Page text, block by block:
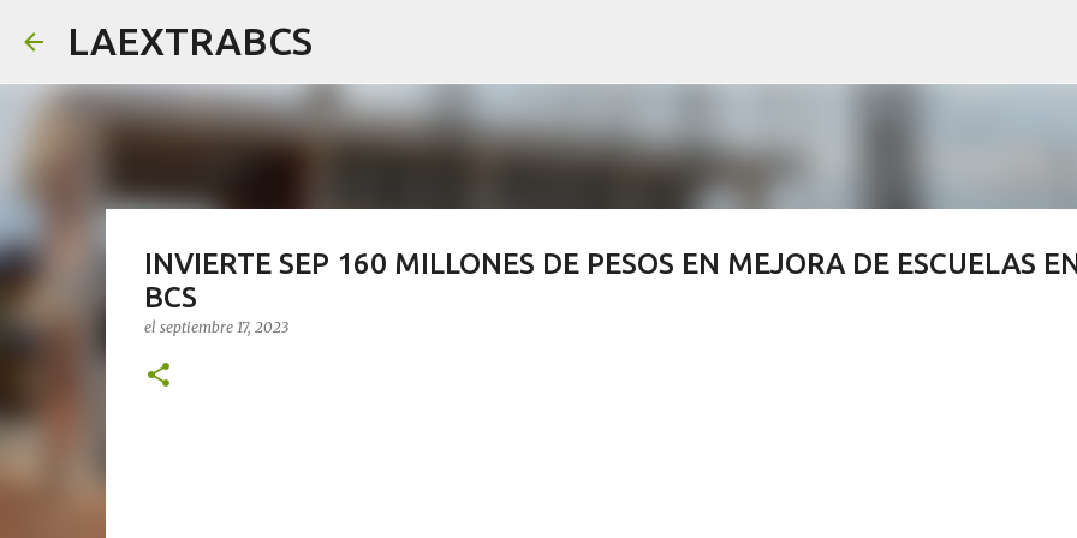
LAEXTRABCS
INVIERTE SEP 160 MILLONES DE PESOS EN MEJORA DE ESCUELAS
BCS
el septiembre 17, 2023